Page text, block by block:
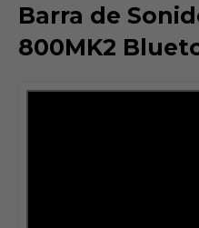
Barra de
800MK2